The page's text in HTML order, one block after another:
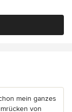
mein ganzes
von